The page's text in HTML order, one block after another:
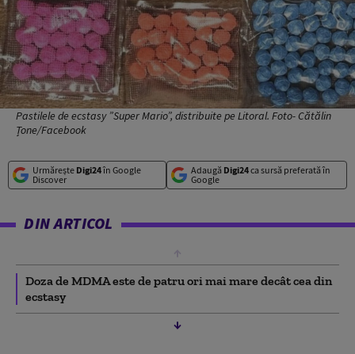
Pastilele de ecstasy ”Super Mario”, distribuite pe Litoral. Foto- Cătălin
Țone/Facebook
Urmărește Digi24în Google
Discover
Adaugă Digi24ca sursă preferată în
Google
DIN ARTICOL
Doza de MDMA este de patru ori mai mare decât cea din
ecstasy